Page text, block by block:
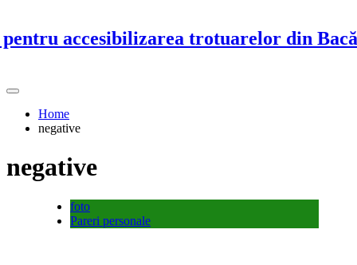
accesibilizarea trotuarelor din Bacău
Home
negative
negative
foto
Pareri personale